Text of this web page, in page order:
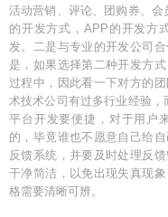
活动营销、评论、团购券、
的开发方式，APP的开发方
发。二是与专业的开发公司
是，如果选择第二种开发方
过程中，因此看一下对方的
术技术公司有过多行业经验
平台开发要便捷，对于用户
的，毕竟谁也不愿意自己给
反馈系统，并要及时处理反
干净简洁，以免出现失真现
格需要清晰可辨。